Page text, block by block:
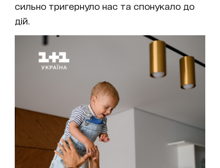
сильно тригернуло нас та спонукало до
дій.